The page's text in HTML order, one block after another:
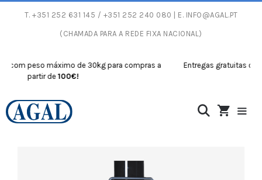
T. +351 252 631 145 / +351 252 240 080 | E. INFO@AGAL.PT
(CHAMADA PARA A REDE FIXA NACIONAL)
peso máximo de 30kg para compras a
partir de100€!
Entregas gratuitas com